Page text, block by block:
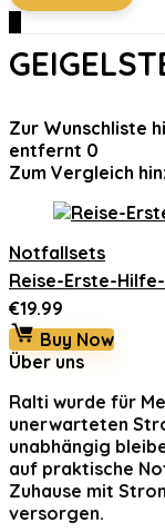
Zur Wunschliste
entfernt 0
Zum Vergleich
Notfallsets
Reise-Erste-
€19.99
Buy Now
Über uns
Ralti wurde für
unerwarteten
unabhängig
auf praktische
Zuhause mit
versorgen.